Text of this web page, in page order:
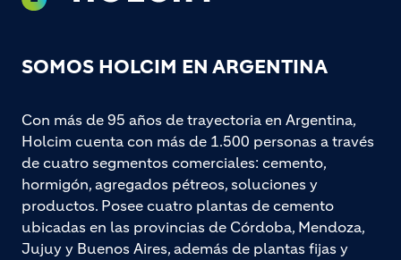
SOMOS HOLCIM EN ARGENTINA
Con más de 95 años de trayectoria en Argentina,
Holcim cuenta con más de 1.500 personas a través
de cuatro segmentos comerciales: cemento,
hormigón, agregados pétreos, soluciones y
productos. Posee cuatro plantas de cemento
ubicadas en las provincias de Córdoba, Mendoza,
Jujuy y Buenos Aires, además de plantas fijas y